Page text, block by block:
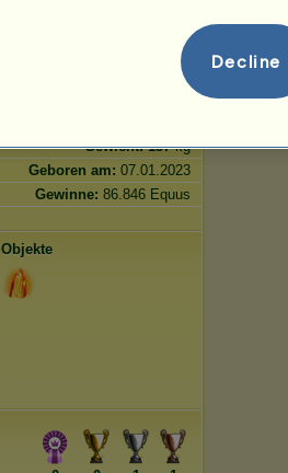
Gewicht: 137kg
Geboren am: 07.01.2023
Gewinne: 86.846 Equus
Objekte
Decline